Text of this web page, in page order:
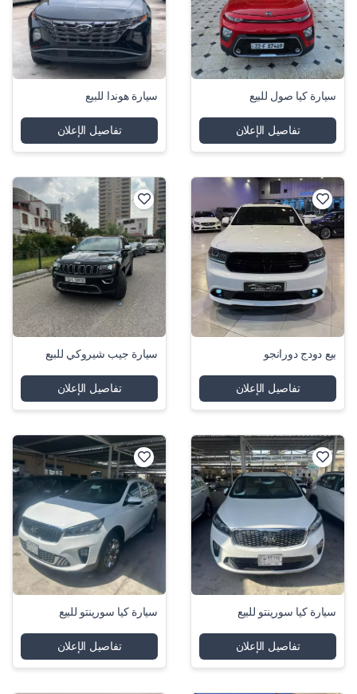
سيارة كيا صول للبيع
تفاصيل الإعلان
سيارة هوندا للبيع
تفاصيل الإعلان
بيع دودج دورانجو
تفاصيل الإعلان
سيارة جيب شيروكي للبيع
تفاصيل الإعلان
سيارة كيا سورينتو للبيع
تفاصيل الإعلان
سيارة كيا سورينتو للبيع
تفاصيل الإعلان